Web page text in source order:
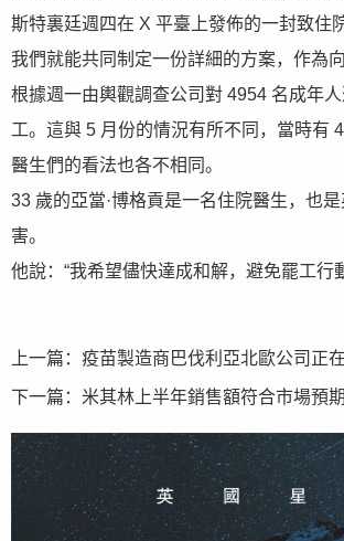
斯特裏廷週四在 X 平臺上發佈的一封致住
我們就能共同制定一份詳細的方案，作為
根據週一由輿觀調查公司對 4954 名成年
工。這與 5 月份的情況有所不同，當時有
醫生們的看法也各不相同。
33 歲的亞當·博格貢是一名住院醫生，也
害。
他說：“我希望儘快達成和解，避免罷工
上一篇： 疫苗製造商巴伐利亞北歐公司正
下一篇： 米其林上半年銷售額符合市場預期